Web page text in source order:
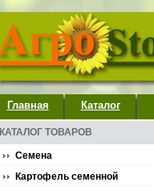
Главная Каталог
КАТАЛОГ ТОВАРОВ
Семена
Картофель семенной